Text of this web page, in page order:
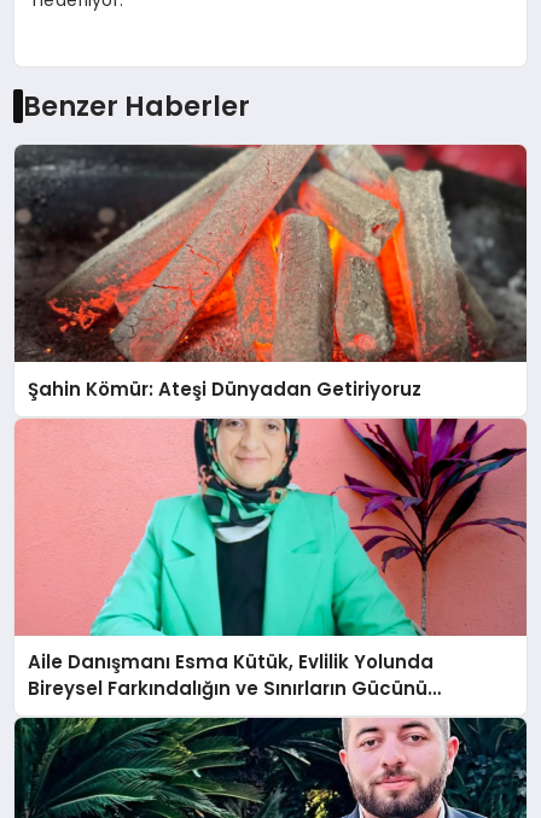
Benzer Haberler
Şahin Kömür: Ateşi Dünyadan Getiriyoruz
Aile Danışmanı Esma Kütük, Evlilik Yolunda
Bireysel Farkındalığın ve Sınırların Gücünü
Anlatıyor